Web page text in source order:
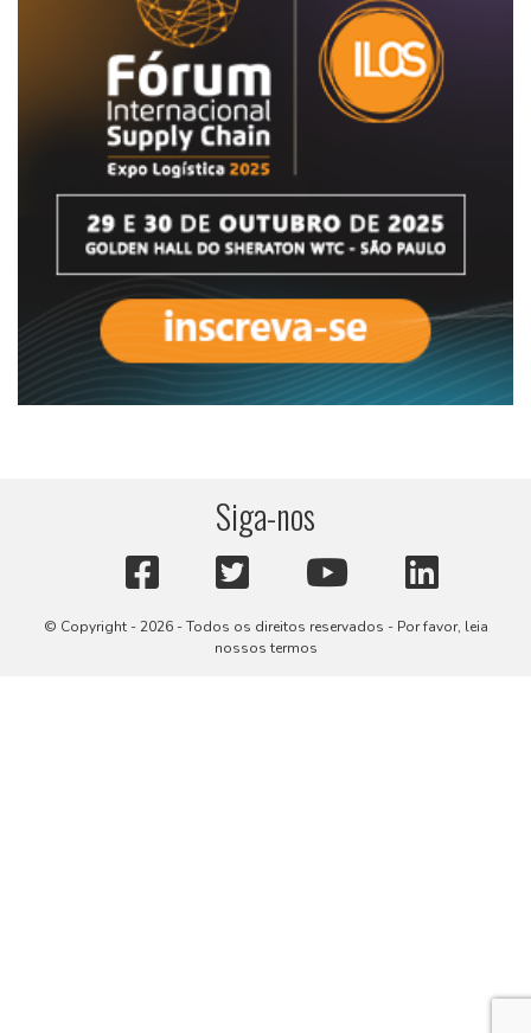
Siga-nos
© Copyright - 2026 - Todos os direitos reservados - Por favor, leia
nossos termos